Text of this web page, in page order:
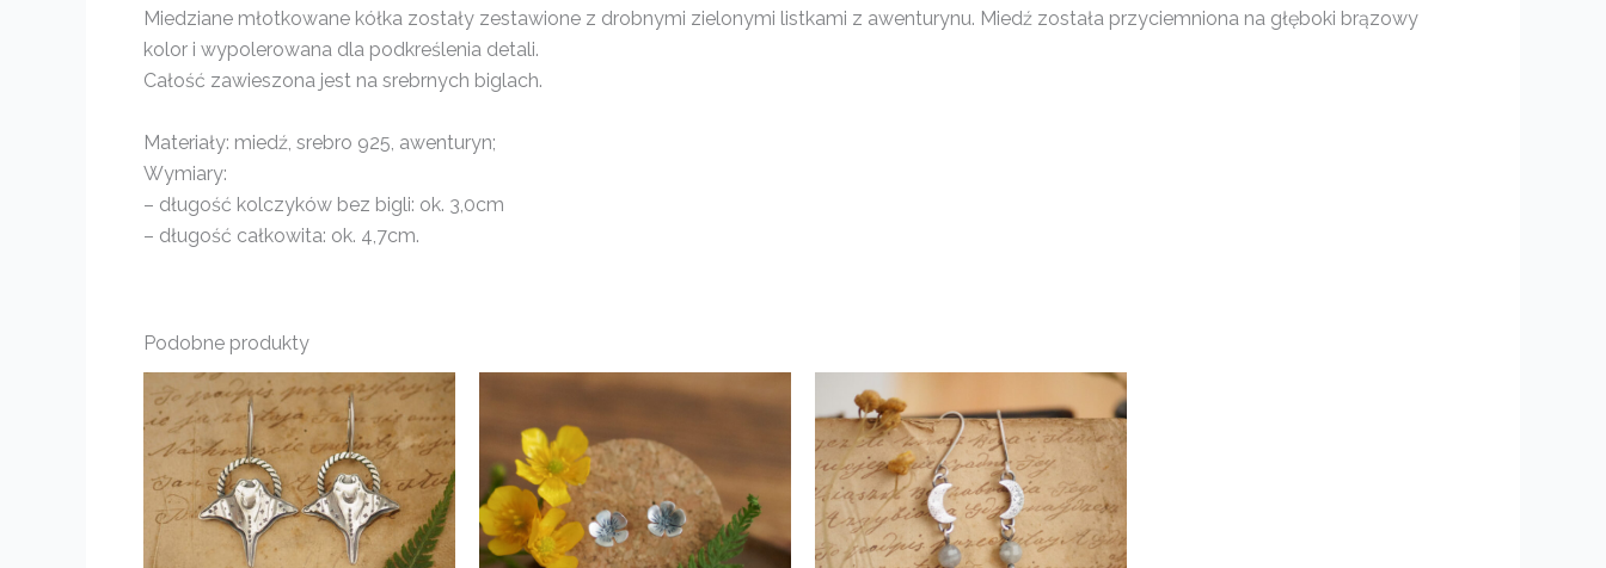
Miedziane młotkowane kółka zostały zestawione z drobnymi zielonymi listkami z awenturynu. Miedź została przyciemniona na głęboki brązowy
kolor i wypolerowana dla podkreślenia detali.
Całość zawieszona jest na srebrnych biglach.
Materiały: miedź, srebro 925, awenturyn;
Wymiary:
– długość kolczyków bez bigli: ok. 3,0cm
– długość całkowita: ok. 4,7cm.
Podobne produkty